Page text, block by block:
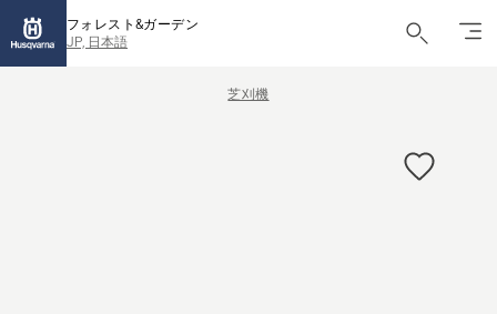
フォレスト&ガーデン
JP, 日本語
芝刈機